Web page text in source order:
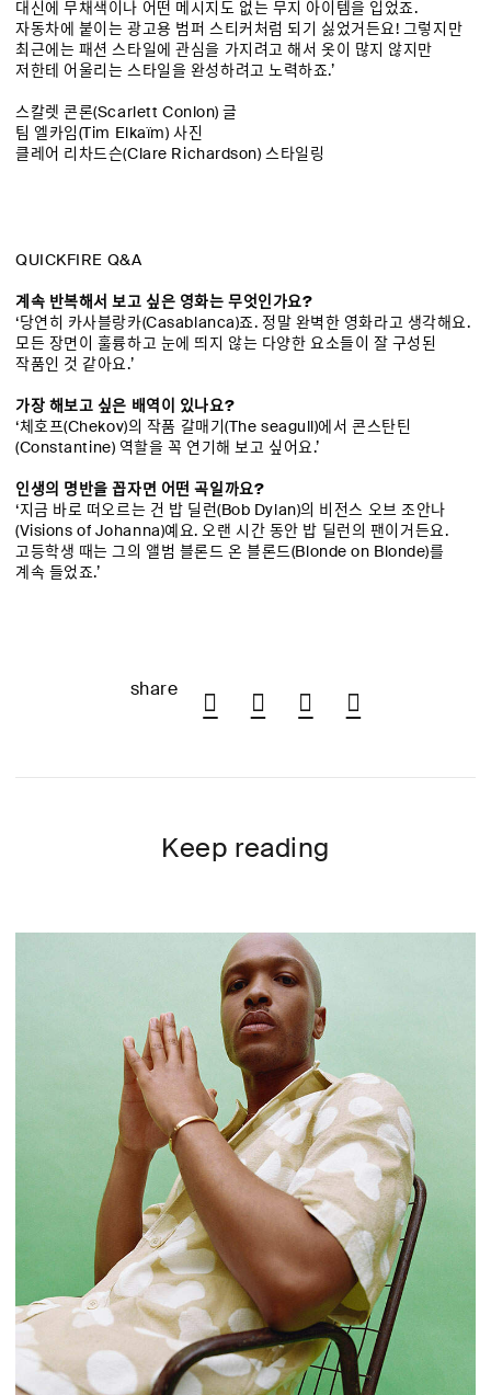
대신에 무채색이나 어떤 메시지도 없는 무지 아이템을 입었죠.
자동차에 붙이는 광고용 범퍼 스티커처럼 되기 싫었거든요! 그렇지만
최근에는 패션 스타일에 관심을 가지려고 해서 옷이 많지 않지만
저한테 어울리는 스타일을 완성하려고 노력하죠.’
스칼렛 콘론(Scarlett Conlon) 글
팀 엘카임(Tim Elkaïm) 사진
클레어 리차드슨(Clare Richardson) 스타일링
QUICKFIRE Q&A
계속 반복해서 보고 싶은 영화는 무엇인가요?
‘당연히 카사블랑카(Casablanca)죠. 정말 완벽한 영화라고 생각해요.
모든 장면이 훌륭하고 눈에 띄지 않는 다양한 요소들이 잘 구성된
작품인 것 같아요.’
가장 해보고 싶은 배역이 있나요?
‘체호프(Chekov)의 작품 갈매기(The seagull)에서 콘스탄틴
(Constantine) 역할을 꼭 연기해 보고 싶어요.’
인생의 명반을 꼽자면 어떤 곡일까요?
‘지금 바로 떠오르는 건 밥 딜런(Bob Dylan)의 비전스 오브 조안나
(Visions of Johanna)예요. 오랜 시간 동안 밥 딜런의 팬이거든요.
고등학생 때는 그의 앨범 블론드 온 블론드(Blonde on Blonde)를
계속 들었죠.’
share
Keep reading